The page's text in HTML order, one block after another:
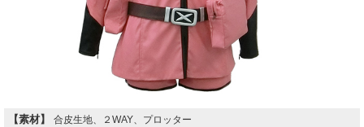
【素材】 合皮生地、２WAY、プロッター